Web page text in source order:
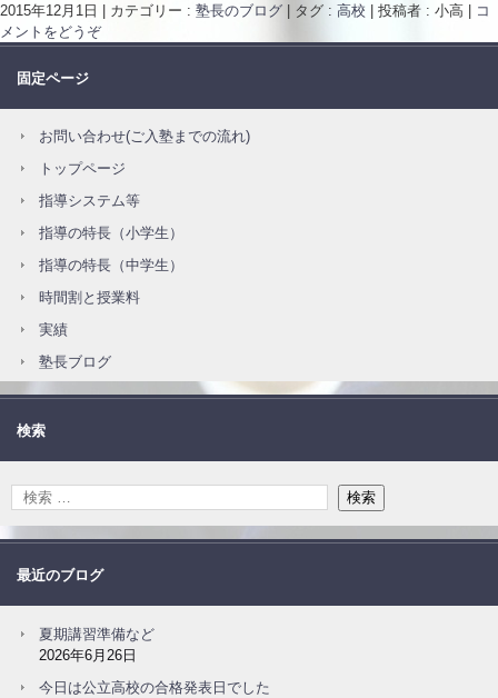
2015年12月1日 | カテゴリー : 塾長のブログ | タグ : 高校 | 投稿者 : 小高 | コ
メントをどうぞ
固定ページ
お問い合わせ(ご入塾までの流れ)
トップページ
指導システム等
指導の特長（小学生）
指導の特長（中学生）
時間割と授業料
実績
塾長ブログ
検索
最近のブログ
夏期講習準備など
2026年6月26日
今日は公立高校の合格発表日でした